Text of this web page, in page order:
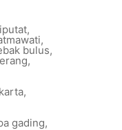
,
,
bulus,
,
,
gading,